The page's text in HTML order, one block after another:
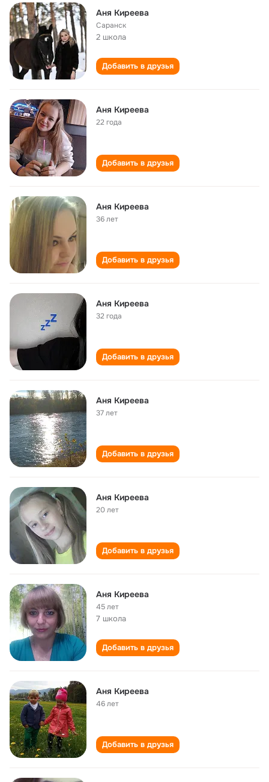
Аня Киреева
Саранск
2 школа
Добавить в друзья
Аня Киреева
22 года
Добавить в друзья
Аня Киреева
36 лет
Добавить в друзья
Аня Киреева
32 года
Добавить в друзья
Аня Киреева
37 лет
Добавить в друзья
Аня Киреева
20 лет
Добавить в друзья
Аня Киреева
45 лет
7 школа
Добавить в друзья
Аня Киреева
46 лет
Добавить в друзья